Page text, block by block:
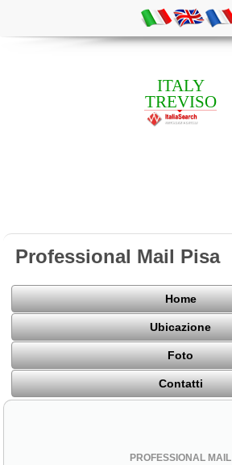
ITALY
TREVISO
Professional Mail Pisa
Home
Ubicazione
Foto
Contatti
PROFESSIONAL MAIL